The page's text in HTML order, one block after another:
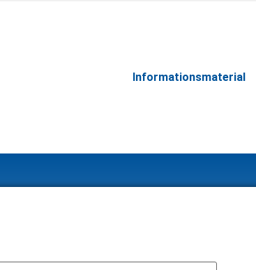
Informationsmaterial